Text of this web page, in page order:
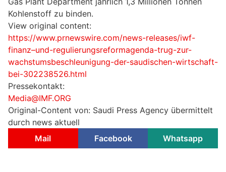
Kohlenstoff zu binden.
View original content:
https://www.prnewswire.com/news-releases/iwf-
finanz–und-regulierungsreformagenda-trug-zur-
wachstumsbeschleunigung-der-saudischen-wirtschaft-
bei-302238526.html
Pressekontakt:
Media@IMF.ORG
Original-Content von: Saudi Press Agency übermittelt
durch news aktuell
Mail
Facebook Whatsapp